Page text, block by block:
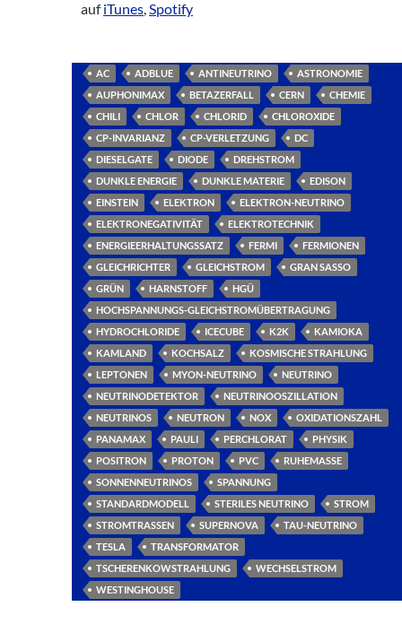
aufiTunes,Spotify
AC ADBLUE ANTINEUTRINO
ASTRONOMIE
AUPHONIMAX
BETAZERFALL CERN
CHEMIE
CHILI
CHLOR CHLORID
CHLOROXIDE
CP-INVARIANZ
CP-VERLETZUNG
DC
DIESELGATE
DIODE
DREHSTROM
DUNKLE ENERGIE
DUNKLE MATERIE
EDISON
EINSTEIN
ELEKTRON
ELEKTRON-NEUTRINO
ELEKTRONEGATIVITÄT
ELEKTROTECHNIK
ENERGIEERHALTUNGSSATZ
FERMI
FERMIONEN
GLEICHRICHTER
GLEICHSTROM
GRAN SASSO
GRÜN
HARNSTOFF
HGÜ
HOCHSPANNUNGS-GLEICHSTROMÜBERTRAGUNG
HYDROCHLORIDE
ICECUBE K2K
KAMIOKA
KAMLAND
KOCHSALZ
KOSMISCHE STRAHLUNG
LEPTONEN
MYON-NEUTRINO
NEUTRINO
NEUTRINODETEKTOR
NEUTRINOOSZILLATION
NEUTRINOS
NEUTRON NOX
OXIDATIONSZAHL
PANAMAX
PAULI PERCHLORAT
PHYSIK
POSITRON
PROTON PVC
RUHEMASSE
SONNENNEUTRINOS
SPANNUNG
STANDARDMODELL
STERILES NEUTRINO
STROM
STROMTRASSEN
SUPERNOVA
TAU-NEUTRINO
TESLA
TRANSFORMATOR
TSCHERENKOWSTRAHLUNG
WECHSELSTROM
WESTINGHOUSE